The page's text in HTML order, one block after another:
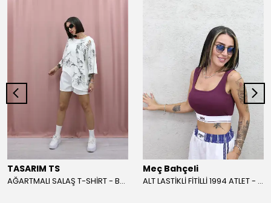
TASARIM TS
AĞARTMALI SALAŞ T-SHİRT - BEYAZ
Meç Bahçeli
ALT LASTİKLİ FİTİLLİ 1994 ATLET - BORDO